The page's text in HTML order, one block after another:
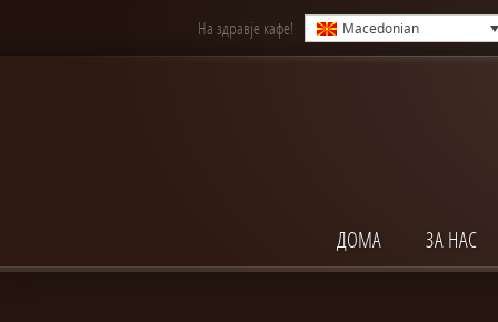
На здравје кафе! Macedonian
ДОМА ЗА НАС